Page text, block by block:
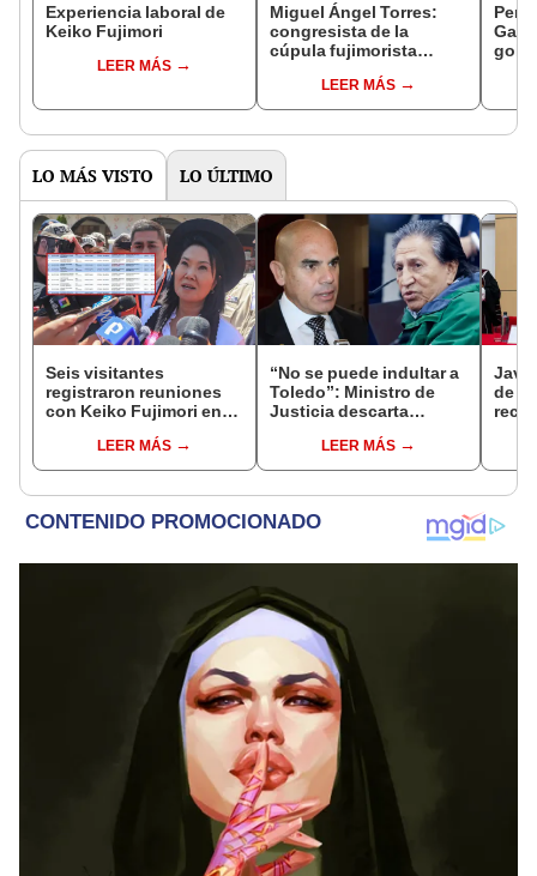
Experiencia laboral de
Keiko Fujimori
LEER MÁS
Miguel Ángel Torres:
congresista de la
cúpula fujimorista
del SenadoLEER MÁS
LO MÁS VISTO LO ÚLTIMO
Seis visitantes
registraron reuniones
con Keiko Fujimori en
presidenta se
encontraba en Junín
LEER MÁS
“No se puede indultar a
Toledo”: Ministro de
Justicia descarta
exmandatario
LEER MÁS
de